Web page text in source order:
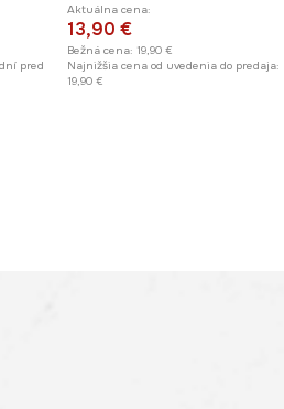
pred
Aktuálna cena:
13,90 €
Bežná cena: 19,90 €
Najnižšia cena od uvedenia do predaja:
19,90 €